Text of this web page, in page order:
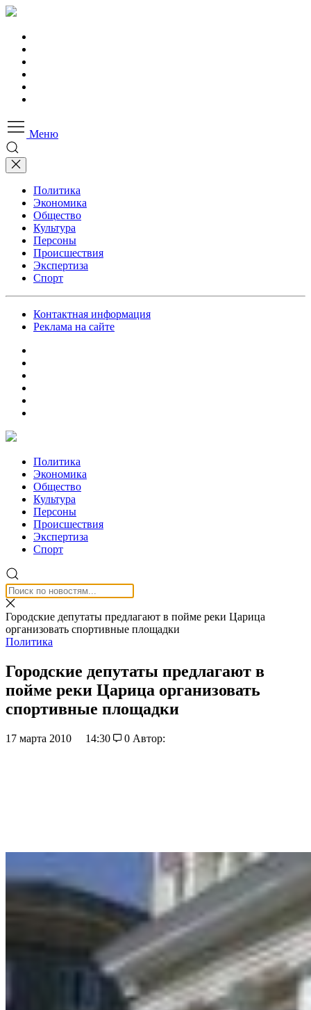
Меню
Политика
Экономика
Общество
Культура
Персоны
Происшествия
Экспертиза
Спорт
Контактная информация
Реклама на сайте
Политика
Экономика
Общество
Культура
Персоны
Происшествия
Экспертиза
Спорт
Городские депутаты предлагают в пойме реки Царица
организовать спортивные площадки
Политика
Городские депутаты предлагают в
пойме реки Царица организовать
спортивные площадки
17 марта 2010 14:30 0 Автор: